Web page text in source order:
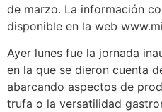
de marzo. La información
disponible en la web
Ayer lunes fue la jornada
en la que se dieron cuenta
abarcando aspectos de
trufa o la versatilidad